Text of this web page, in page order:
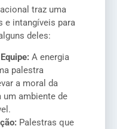
traz uma
e intangíveis para
deles:
A energia
palestra
a moral da
um ambiente de
Palestras que